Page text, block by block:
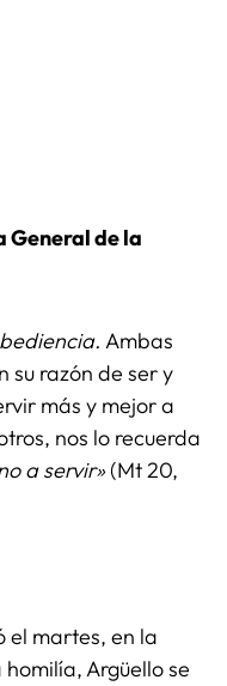
General de la
Ambas
su razón de ser y
más y mejor a
nos lo recuerda
a servir»(Mt 20,
el martes, en la
Argüello se